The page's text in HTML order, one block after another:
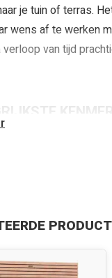
je tuin of terras.
wens af te werken
verloop van tijd
verstelbaar
uitstraling:Past